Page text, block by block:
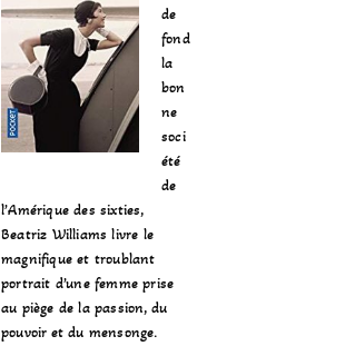
de
fond
la
bon
ne
soci
été
de
l’Amérique des sixties,
Beatriz Williams livre le
magnifique et troublant
portrait d’une femme prise
au piège de la passion, du
pouvoir et du mensonge.